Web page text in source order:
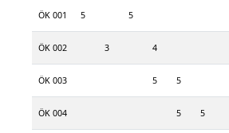
ÖK 001 5 5
ÖK 002 3 4
ÖK 003 5 5
ÖK 004 5 5